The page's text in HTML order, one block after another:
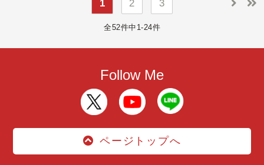
1 2 3
全52件中1-24件
Follow Me
ページトップへ